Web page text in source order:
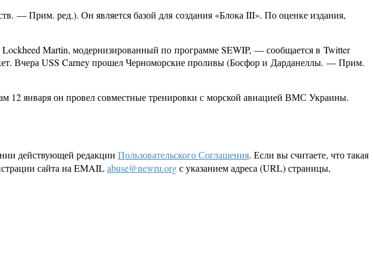
— Прим. ред.). Он является базой для создания «Блока III». По оценке издания,
Martin, модернизированный по программе SEWIP, — сообщается в Twitter
Вчера USS Carney прошел Черноморские проливы (Босфор и Дарданеллы. — Прим.
12 января он провел совместные тренировки с морской авиацией ВМС Украины.
действующей редакции Пользовательского Соглашения. Если вы считаете, что такая
сайта на EMAILabuse@newru.orgс указанием адреса (URL) страницы,